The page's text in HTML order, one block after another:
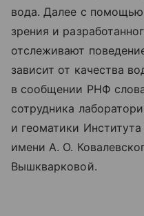
вода. Далее с
зрения и
отслеживают
зависит от качества
в сообщении РНФ
сотрудника
и геоматики
имени А. О.
Вышкварковой.